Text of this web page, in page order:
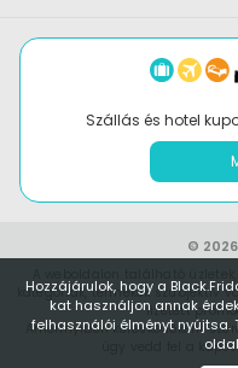
Hozzájárulok, hogy a
kat használjon annak
felhasználói élményt nyújtsa.
Szállás és hotel
©
kategóriák, termékek szubjektív
fizetett
Amennyiben kereskedőként
úgy vedd fel a